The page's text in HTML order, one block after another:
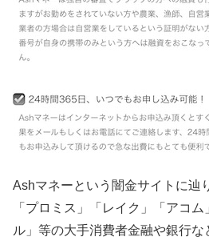
Ashマネーという闇金サイトに辿
「プロミス」「レイク」「アコ
ル」等の大手消費者金融や銀行